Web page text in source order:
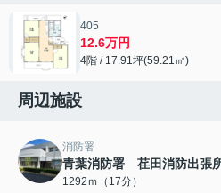
405
12.6万円
4階 / 17.91坪(59.21㎡)
周辺施設
消防署
青葉消防署 荏田消防出張
1292ｍ（17分）